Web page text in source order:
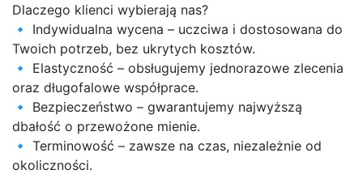
Dlaczego klienci wybierają nas?
🔹 Indywidualna wycena – uczciwa i dostosowana do
Twoich potrzeb, bez ukrytych kosztów.
🔹 Elastyczność – obsługujemy jednorazowe zlecenia
oraz długofalowe współprace.
🔹 Bezpieczeństwo – gwarantujemy najwyższą
dbałość o przewożone mienie.
🔹 Terminowość – zawsze na czas, niezależnie od
okoliczności.